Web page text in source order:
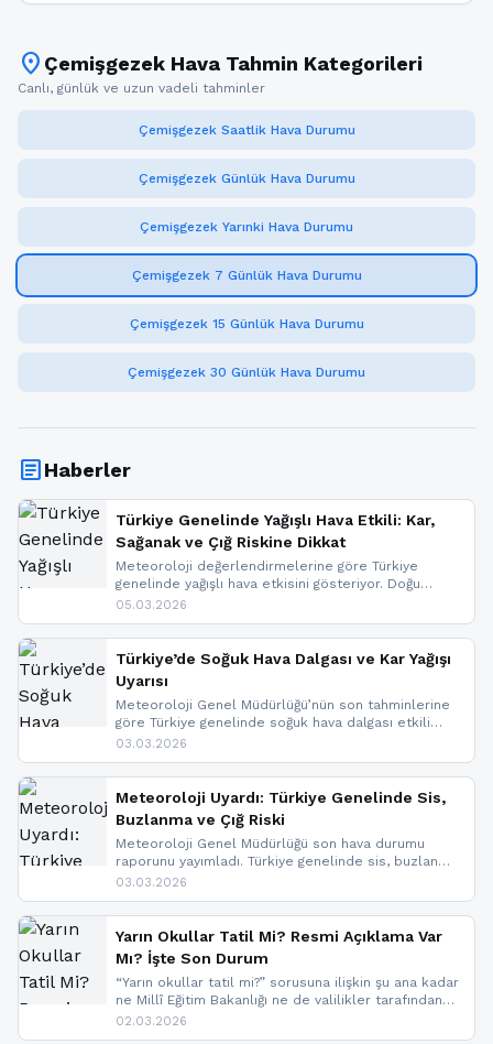
location_on Çemişgezek Hava Tahmin Kategorileri
Canlı, günlük ve uzun vadeli tahminler
Çemişgezek Saatlik Hava Durumu
Çemişgezek Günlük Hava Durumu
Çemişgezek Yarınki Hava Durumu
Çemişgezek 7 Günlük Hava Durumu
Çemişgezek 15 Günlük Hava Durumu
Çemişgezek 30 Günlük Hava Durumu
articleHaberler
Türkiye Genelinde Yağışlı Hava Etkili: Kar,
Sağanak ve Çığ Riskine Dikkat
Meteoroloji değerlendirmelerine göre Türkiye
genelinde yağışlı hava etkisini gösteriyor. Doğu
bölgelerinde kar yağışı beklenirken Marmara ve
ise çığ tehlikesi bulunuyor. İç kesimlerde sis ve pus
nedeniyle görüş mesafesinde azalma
yaşanabileceği belirtiliyor.
05.03.2026
Türkiye’de Soğuk Hava Dalgası ve Kar Yağışı
Uyarısı
Meteoroloji Genel Müdürlüğü’nün son tahminlerine
göre Türkiye genelinde soğuk hava dalgası etkili
oluyor. Birçok il için kar yağışı ve buzlanma uyarısı
03.03.2026
Meteoroloji Uyardı: Türkiye Genelinde Sis,
Buzlanma ve Çığ Riski
Meteoroloji Genel Müdürlüğü son hava durumu
raporunu yayımladı. Türkiye genelinde sis, buzlanma
ve don beklenirken Doğu Anadolu ve Doğu
yapıldı. İşte son dakika meteoroloji gelişmeleri.
03.03.2026
Yarın Okullar Tatil Mi? Resmi Açıklama Var
Mı? İşte Son Durum
“Yarın okullar tatil mi?” sorusuna ilişkin şu ana kadar
ne Millî Eğitim Bakanlığı ne de valilikler tarafından
yapılmış resmi bir tatil açıklaması bulunmamaktadır.
02.03.2026